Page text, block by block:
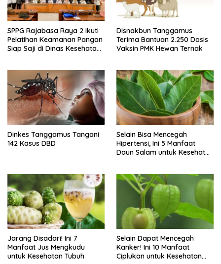
SPPG Rajabasa Raya 2 Ikuti
Pelatihan Keamanan Pangan
Siap Saji di Dinas Kesehatan
Disnakbun Tanggamus
Terima Bantuan 2.250 Dosis
Vaksin PMK Hewan Ternak
Dinkes Tanggamus Tangani
142 Kasus DBD
Selain Bisa Mencegah
Hipertensi, Ini 5 Manfaat
Daun Salam untuk Kesehatan
Jarang Disadari! Ini 7
Manfaat Jus Mengkudu
untuk Kesehatan Tubuh
Selain Dapat Mencegah
Kanker! Ini 10 Manfaat
Ciplukan untuk Kesehatan